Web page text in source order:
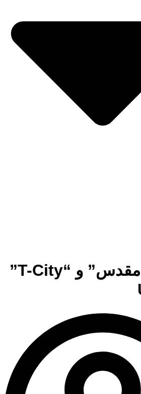
نبرد “مکس مقدس” و “T-City”